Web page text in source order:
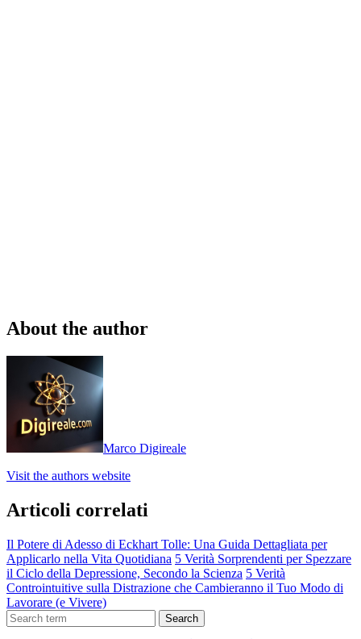
About the author
Marco Digireale
Visit the authors website
Articoli correlati
Il Potere di Adesso di Eckhart Tolle: Una Guida Dettagliata per
Applicarlo nella Vita Quotidiana 5 Verità Sorprendenti per Spezzare
il Ciclo della Depressione, Secondo la Scienza 5 Verità
Controintuitive sulla Distrazione che Cambieranno il Tuo Modo di
Lavorare (e Vivere)
Search